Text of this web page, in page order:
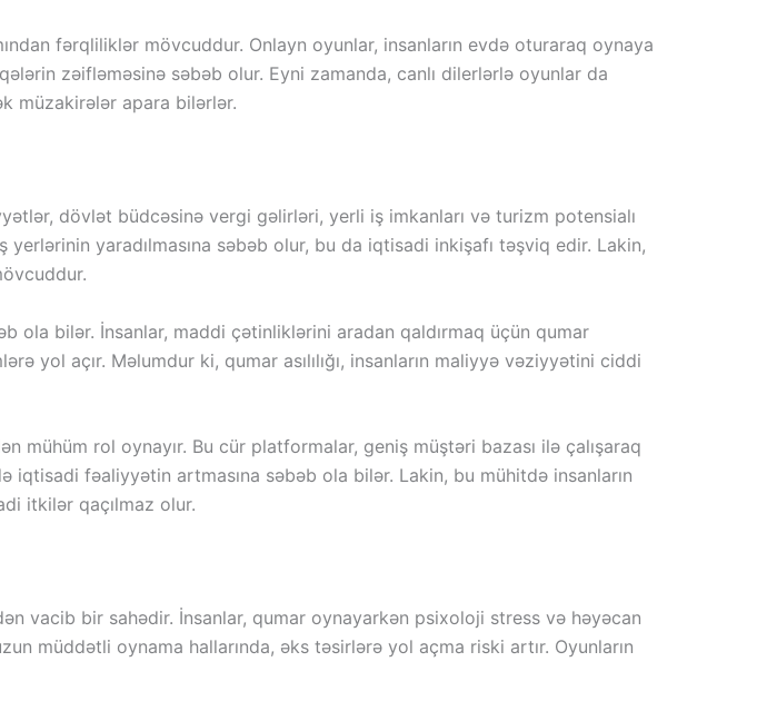
fərqliliklər mövcuddur. Onlayn oyunlar, insanların evdə oturaraq oynaya
zəifləməsinə səbəb olur. Eyni zamanda, canlı dilerlərlə oyunlar da
müzakirələr apara bilərlər.
dövlət büdcəsinə vergi gəlirləri, yerli iş imkanları və turizm potensialı
yaradılmasına səbəb olur, bu da iqtisadi inkişafı təşviq edir. Lakin,
ola bilər. İnsanlar, maddi çətinliklərini aradan qaldırmaq üçün qumar
yol açır. Məlumdur ki, qumar asılılığı, insanların maliyyə vəziyyətini ciddi
mühüm rol oynayır. Bu cür platformalar, geniş müştəri bazası ilə çalışaraq
fəaliyyətin artmasına səbəb ola bilər. Lakin, bu mühitdə insanların
itkilər qaçılmaz olur.
vacib bir sahədir. İnsanlar, qumar oynayarkən psixoloji stress və həyəcan
müddətli oynama hallarında, əks təsirlərə yol açma riski artır. Oyunların